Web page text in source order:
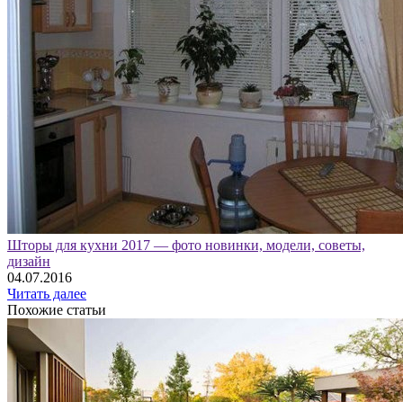
Шторы для кухни 2017 — фото новинки, модели, советы,
дизайн
04.07.2016
Читать далее
Похожие статьи